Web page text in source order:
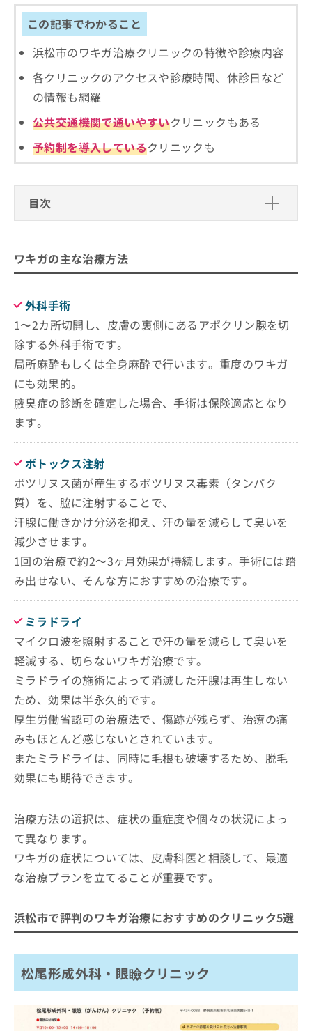
この記事でわかること
浜松市のワキガ治療クリニックの特徴や診療内容
各クリニックのアクセスや診療時間、休診日など
の情報も網羅
公共交通機関で通いやすいクリニックもある
予約制を導入しているクリニックも
目次
外科手術
ボトックス注射
浜松市で評判のワキガ治療におすすめ
のクリニック5選
松尾形成外科・眼瞼クリニック
ユリシスクリニック
浜松中央クリニック
ハートライフクリニック
クリニックデュソレイユ
まとめ：浜松市のワキガ治療におすすめのクリ
ニック5選
ワキガの主な治療方法
外科手術
1〜2カ所切開し、皮膚の裏側にあるアポクリン腺を切
除する外科手術です。
局所麻酔もしくは全身麻酔で行います。重度のワキガ
にも効果的。
腋臭症の診断を確定した場合、手術は保険適応となり
ます。
ボトックス注射
ボツリヌス菌が産生するボツリヌス毒素（タンパク
質）を、脇に注射することで、
汗腺に働きかけ分泌を抑え、汗の量を減らして臭いを
減少させます。
1回の治療で約2～3ヶ月効果が持続します。手術には踏
み出せない、そんな方におすすめの治療です。
ミラドライ
マイクロ波を照射することで汗の量を減らして臭いを
軽減する、切らないワキガ治療です。
ミラドライの施術によって消滅した汗腺は再生しない
ため、効果は半永久的です。
厚生労働省認可の治療法で、傷跡が残らず、治療の痛
みもほとんど感じないとされています。
またミラドライは、同時に毛根も破壊するため、脱毛
効果にも期待できます。
治療方法の選択は、症状の重症度や個々の状況によっ
て異なります。
ワキガの症状については、皮膚科医と相談して、最適
な治療プランを立てることが重要です。
浜松市で評判のワキガ治療におすすめのクリニック5選
松尾形成外科・眼瞼クリニック
す。
クリ
ニッ
クの
予
約・
症状
のご
相談
など
はで
きま
せん
ので
承く
ださ
い。
情
お
込
み
ち
掲
情
報
の
修
正
は
こ
ち
ら
そ
の
他
の
お
問
い
合
わ
せ
は
ら
ち
資
の
求
こ
ち
報
拡
お
申
し
込
み
は
ち
ら
こ